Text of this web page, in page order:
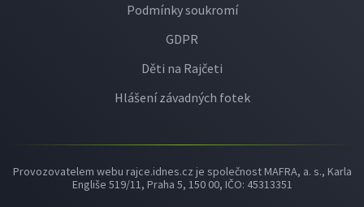
Podmínky soukromí
GDPR
Děti na Rajčeti
Hlášení závadných fotek
Provozovatelem webu rajce.idnes.cz je společnost MAFRA, a. s., Karla
Engliše 519/11, Praha 5, 150 00, IČO: 45313351